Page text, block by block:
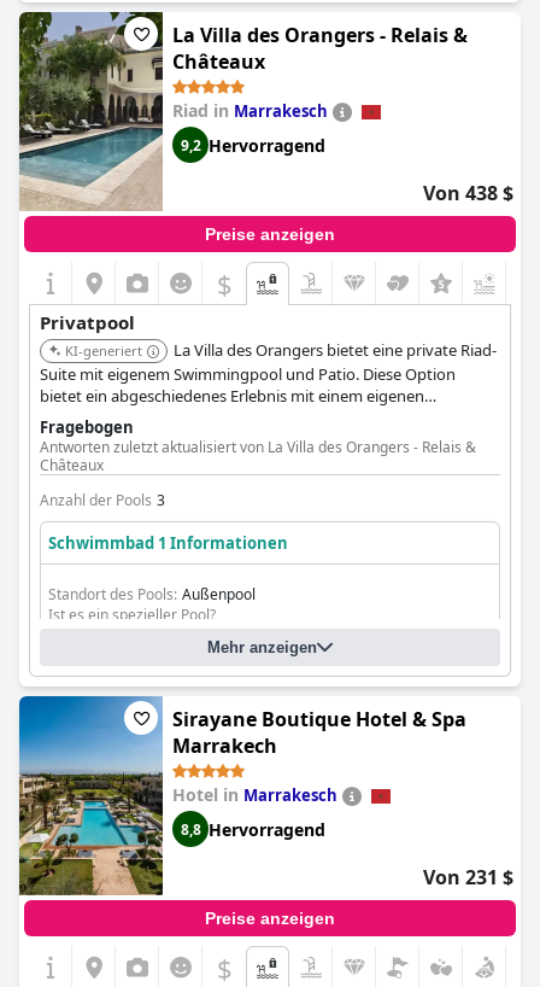
Speisemöglichkeiten und erstklassigem Service macht es zur
ersten Wahl für ein hochwertiges Privatpool-Erlebnis.
La Villa des Orangers - Relais &
Châteaux
Riad in Marrakesch
9,2 Hervorragend
Von 438 $
Preise anzeigen
$
Privatpool
KI-generiert
La Villa des Orangers bietet eine private Riad-
Suite mit eigenem Swimmingpool und Patio. Diese Option
bietet ein abgeschiedenes Erlebnis mit einem eigenen
Außenwohnbereich rund um einen privaten beheizten Pool.
Fragebogen
Antworten zuletzt aktualisiert von La Villa des Orangers - Relais &
Châteaux
Anzahl der Pools 3
Schwimmbad 1 Informationen
Standort des Pools: Außenpool
Ist es ein spezieller Pool?
Beheizter Pool
Mehr anzeigen
Sirayane Boutique Hotel & Spa
Marrakech
Hotel in Marrakesch
8,8 Hervorragend
Von 231 $
Preise anzeigen
$